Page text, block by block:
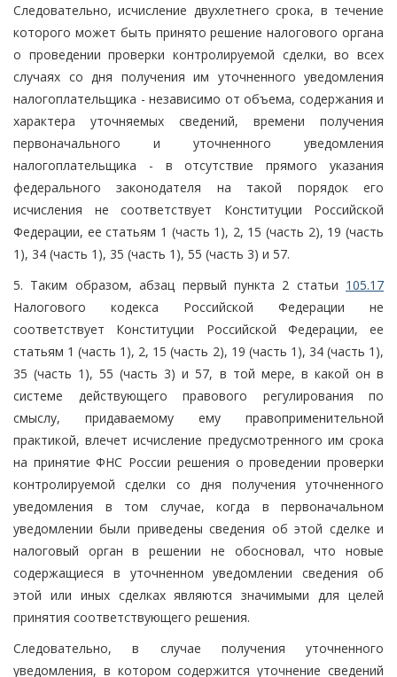
Следовательно, исчисление двухлетнего срока, в течение
которого может быть принято решение налогового органа
о проведении проверки контролируемой сделки, во всех
случаях со дня получения им уточненного уведомления
налогоплательщика - независимо от объема, содержания и
характера уточняемых сведений, времени получения
первоначального и уточненного уведомления
налогоплательщика - в отсутствие прямого указания
федерального законодателя на такой порядок его
исчисления не соответствует Конституции Российской
Федерации, ее статьям 1 (часть 1), 2, 15 (часть 2), 19 (часть
1), 34 (часть 1), 35 (часть 1), 55 (часть 3) и 57.
5. Таким образом, абзац первый пункта 2 статьи 105.17
Налогового кодекса Российской Федерации не
соответствует Конституции Российской Федерации, ее
статьям 1 (часть 1), 2, 15 (часть 2), 19 (часть 1), 34 (часть 1),
35 (часть 1), 55 (часть 3) и 57, в той мере, в какой он в
системе действующего правового регулирования по
смыслу, придаваемому ему правоприменительной
практикой, влечет исчисление предусмотренного им срока
на принятие ФНС России решения о проведении проверки
контролируемой сделки со дня получения уточненного
уведомления в том случае, когда в первоначальном
уведомлении были приведены сведения об этой сделке и
налоговый орган в решении не обосновал, что новые
содержащиеся в уточненном уведомлении сведения об
этой или иных сделках являются значимыми для целей
принятия соответствующего решения.
Следовательно, в случае получения уточненного
уведомления, в котором содержится уточнение сведений